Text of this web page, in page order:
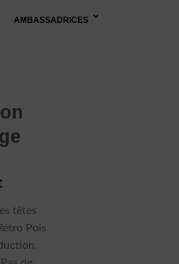
AMBASSADRICES
Plage
prix :
114,90 €
à
têtes
Pois